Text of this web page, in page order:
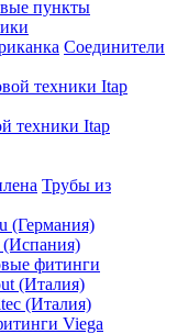
пункты
Соединители
техники Itap
Трубы из
(Германия)
фитинги
(Италия)
(Италия)
Viega